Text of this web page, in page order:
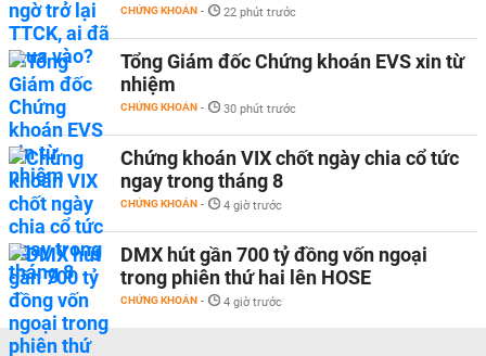
CHỨNG KHOÁN - 22 phút trước
Tổng Giám đốc Chứng khoán EVS xin từ
nhiệm
CHỨNG KHOÁN - 30 phút trước
Chứng khoán VIX chốt ngày chia cổ tức
ngay trong tháng 8
CHỨNG KHOÁN - 4 giờ trước
DMX hút gần 700 tỷ đồng vốn ngoại
trong phiên thứ hai lên HOSE
CHỨNG KHOÁN - 4 giờ trước